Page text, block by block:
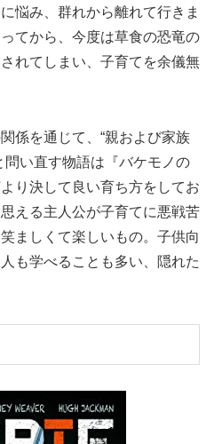
悩み、群れから離れて行きま
てから、今度は草食の恐竜の
れてしまい、子育てを余儀無
係を通じて、“親および家族
問い直す物語は『バケモノの
り決して良い育ち方をしてお
える主人公が子育てに悪戦苦
ましくて楽しいもの。子供向
も学べることも多い、隠れた